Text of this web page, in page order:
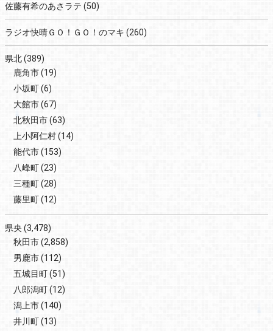
佐藤有希のあさラテ (50)
ラジオ快晴ＧＯ！ＧＯ！のマキ (260)
県北(389)
鹿角市(19)
小坂町(6)
大館市(67)
北秋田市(63)
上小阿仁村(14)
能代市(153)
八峰町(23)
三種町(28)
藤里町(12)
県央 (3,478)
秋田市(2,858)
男鹿市(112)
五城目町(51)
八郎潟町(12)
潟上市(140)
井川町(13)